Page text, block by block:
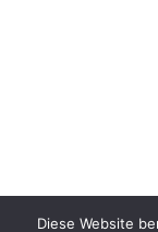
Diese Website